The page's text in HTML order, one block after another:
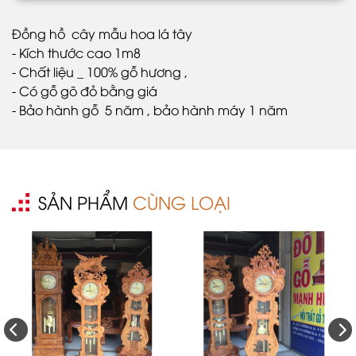
Đồng hồ cây mẫu hoa lá tây
- Kích thước cao 1m8
- Chất liệu _ 100% gỗ hương ,
- Có gỗ gõ đỏ bằng giá
- Bảo hành gỗ 5 năm , bảo hành máy 1 năm
SẢN PHẨM CÙNG LOẠI